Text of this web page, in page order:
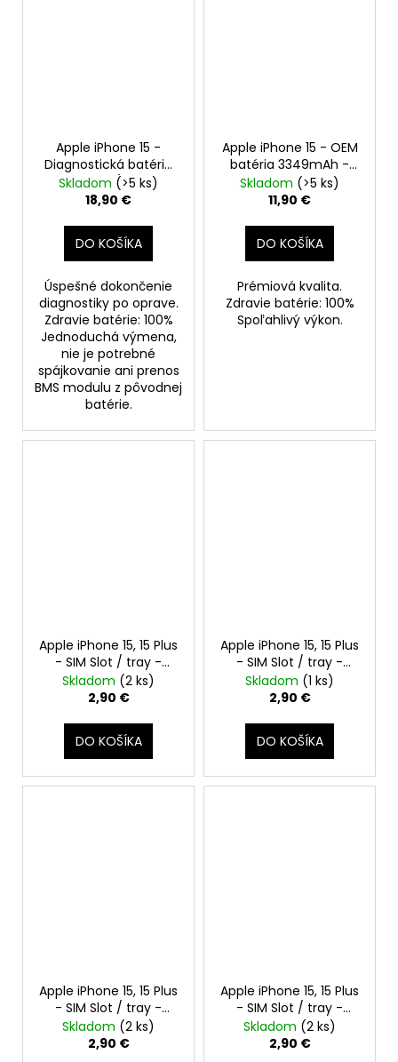
Apple iPhone 15 -
Diagnostická batéria
3349mAh (Zdravie
batérie: 100% - bez
diele)
Skladom (>5 ks)
18,90 €
DO KOŠÍKA
Úspešné dokončenie
diagnostiky po oprave.
Zdravie batérie: 100%
Jednoduchá výmena,
nie je potrebné
spájkovanie ani prenos
BMS modulu z pôvodnej
batérie.
Apple iPhone 15 - OEM
batéria 3349mAh -
SmartPremium
Skladom (>5 ks)
11,90 €
DO KOŠÍKA
Prémiová kvalita.
Zdravie batérie: 100%
Spoľahlivý výkon.
Apple iPhone 15, 15 Plus
- SIM Slot / tray -
Držiak SIM karty
(Čierny / Black)
Skladom (2 ks)
2,90 €
DO KOŠÍKA
Apple iPhone 15, 15 Plus
- SIM Slot / tray -
Držiak SIM karty
(Modrá / Blue)
Skladom (1 ks)
2,90 €
DO KOŠÍKA
Apple iPhone 15, 15 Plus
- SIM Slot / tray -
Držiak SIM karty
(Ružová / Pink)
Skladom (2 ks)
2,90 €
Apple iPhone 15, 15 Plus
- SIM Slot / tray -
Držiak SIM karty
(Zelená / Green)
Skladom (2 ks)
2,90 €